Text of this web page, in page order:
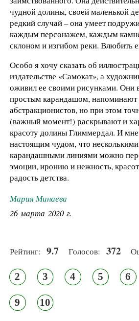
чудной долины, своей маленькой
редкий случай – она умеет
каждым персонажем, каждым
склоном и изгибом реки. Влюбить
Особо я хочу сказать об
издательстве «Самокат», а
оживил ее своими рисунками. Они
простым карандашом, напоминают
абстракционистов, но при этом
(важный момент!) раскрывают и
красоту долины Глиммердал. И мне
настоящим чудом, что
карандашными линиями можно
эмоции, иронию и нежность,
радость детства.
Мария Минаева
26 марта 2020 г.
Рейтинг: 9.7 Голосов: 372
2 3 4 5 6
9 10